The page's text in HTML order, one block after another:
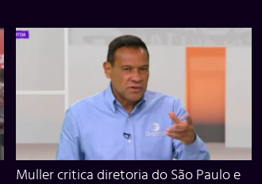
Muller critica diretoria do São Paulo e